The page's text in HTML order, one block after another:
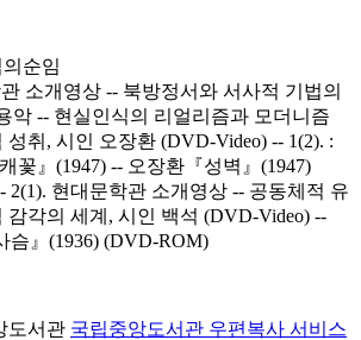
순임
소개영상 -- 북방정서와 서사적 기법의
악 -- 현실인식의 리얼리즘과 모더니즘
성취, 시인 오장환 (DVD-Video) -- 1(2). :
꽃』(1947) -- 오장환『성벽』(1947)
2(1). 현대문학관 소개영상 -- 공동체적 유
감각의 세계, 시인 백석 (DVD-Video) --
슴』(1936) (DVD-ROM)
도서관 국립중앙도서관 우편복사 서비스